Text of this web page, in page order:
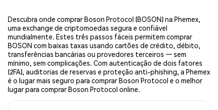
Descubra onde comprar Boson Protocol (BOSON) na Phemex,
uma exchange de criptomoedas segura e confiável
mundialmente. Estes três passos fáceis permitem comprar
BOSON com baixas taxas usando cartões de crédito, débito,
transferências bancárias ou provedores terceiros — sem
mínimo, sem complicações. Com autenticação de dois fatores
(2FA), auditorias de reservas e proteção anti-phishing, a Phemex
é o lugar mais seguro para comprar Boson Protocol e o melhor
lugar para comprar Boson Protocol online.